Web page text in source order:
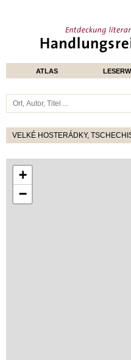
ATLAS
VELKÉ HOSTERÁDKY,
+
−